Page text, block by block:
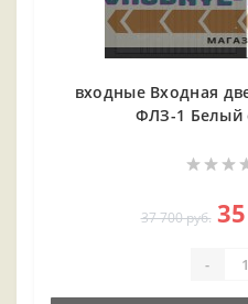
входные Входная
ФЛЗ-1 Белый
37 700 руб.
-